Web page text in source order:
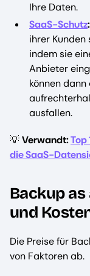
Ihre Daten.
SaaS-Schutz:
ihrer Kunden
indem sie
Anbieter
können
ausfallen.
💡Verwandt:Top
die SaaS-
Backup
und
Die Preise für
von Faktoren ab.